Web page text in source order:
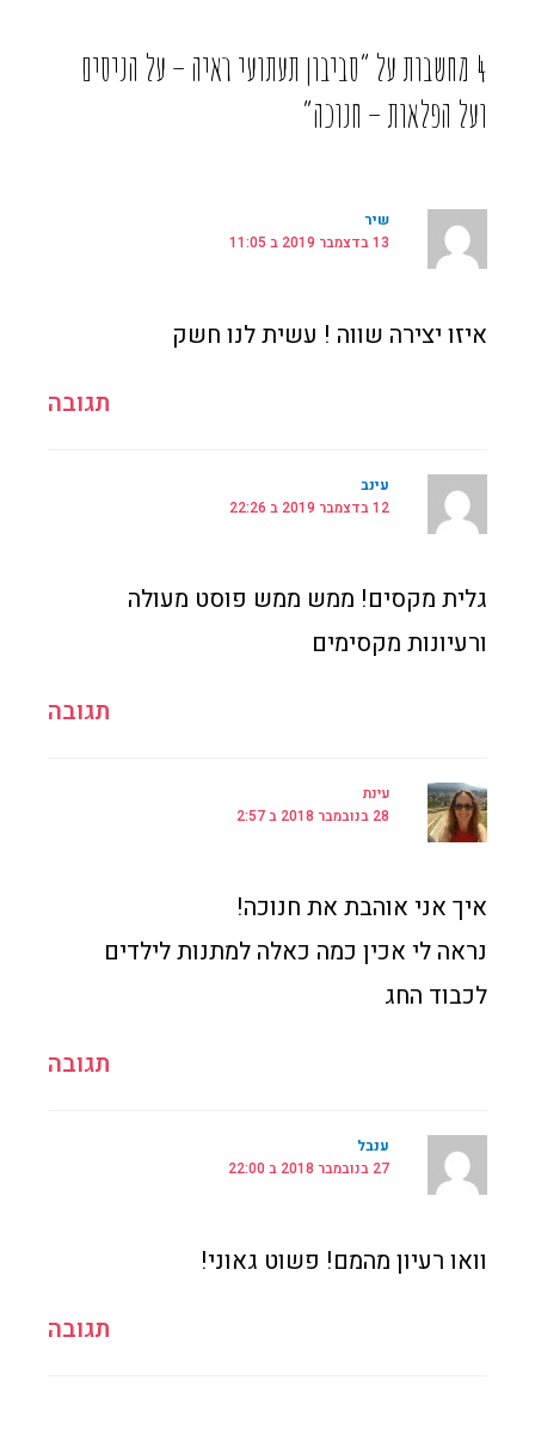
4 מחשבות על “סביבון תעתועי ראיה – על הניסים
ועל הפלאות – חנוכה”
שיר
13 בדצמבר 2019 ב 11:05
איזו יצירה שווה ! עשית לנו חשק
תגובה
עינב
12 בדצמבר 2019 ב 22:26
גלית מקסים! ממש ממש פוסט מעולה
ורעיונות מקסימים
תגובה
עינת
28 בנובמבר 2018 ב 2:57
איך אני אוהבת את חנוכה!
נראה לי אכין כמה כאלה למתנות לילדים
לכבוד החג
תגובה
ענבל
27 בנובמבר 2018 ב 22:00
וואו רעיון מהמם! פשוט גאוני!
תגובה